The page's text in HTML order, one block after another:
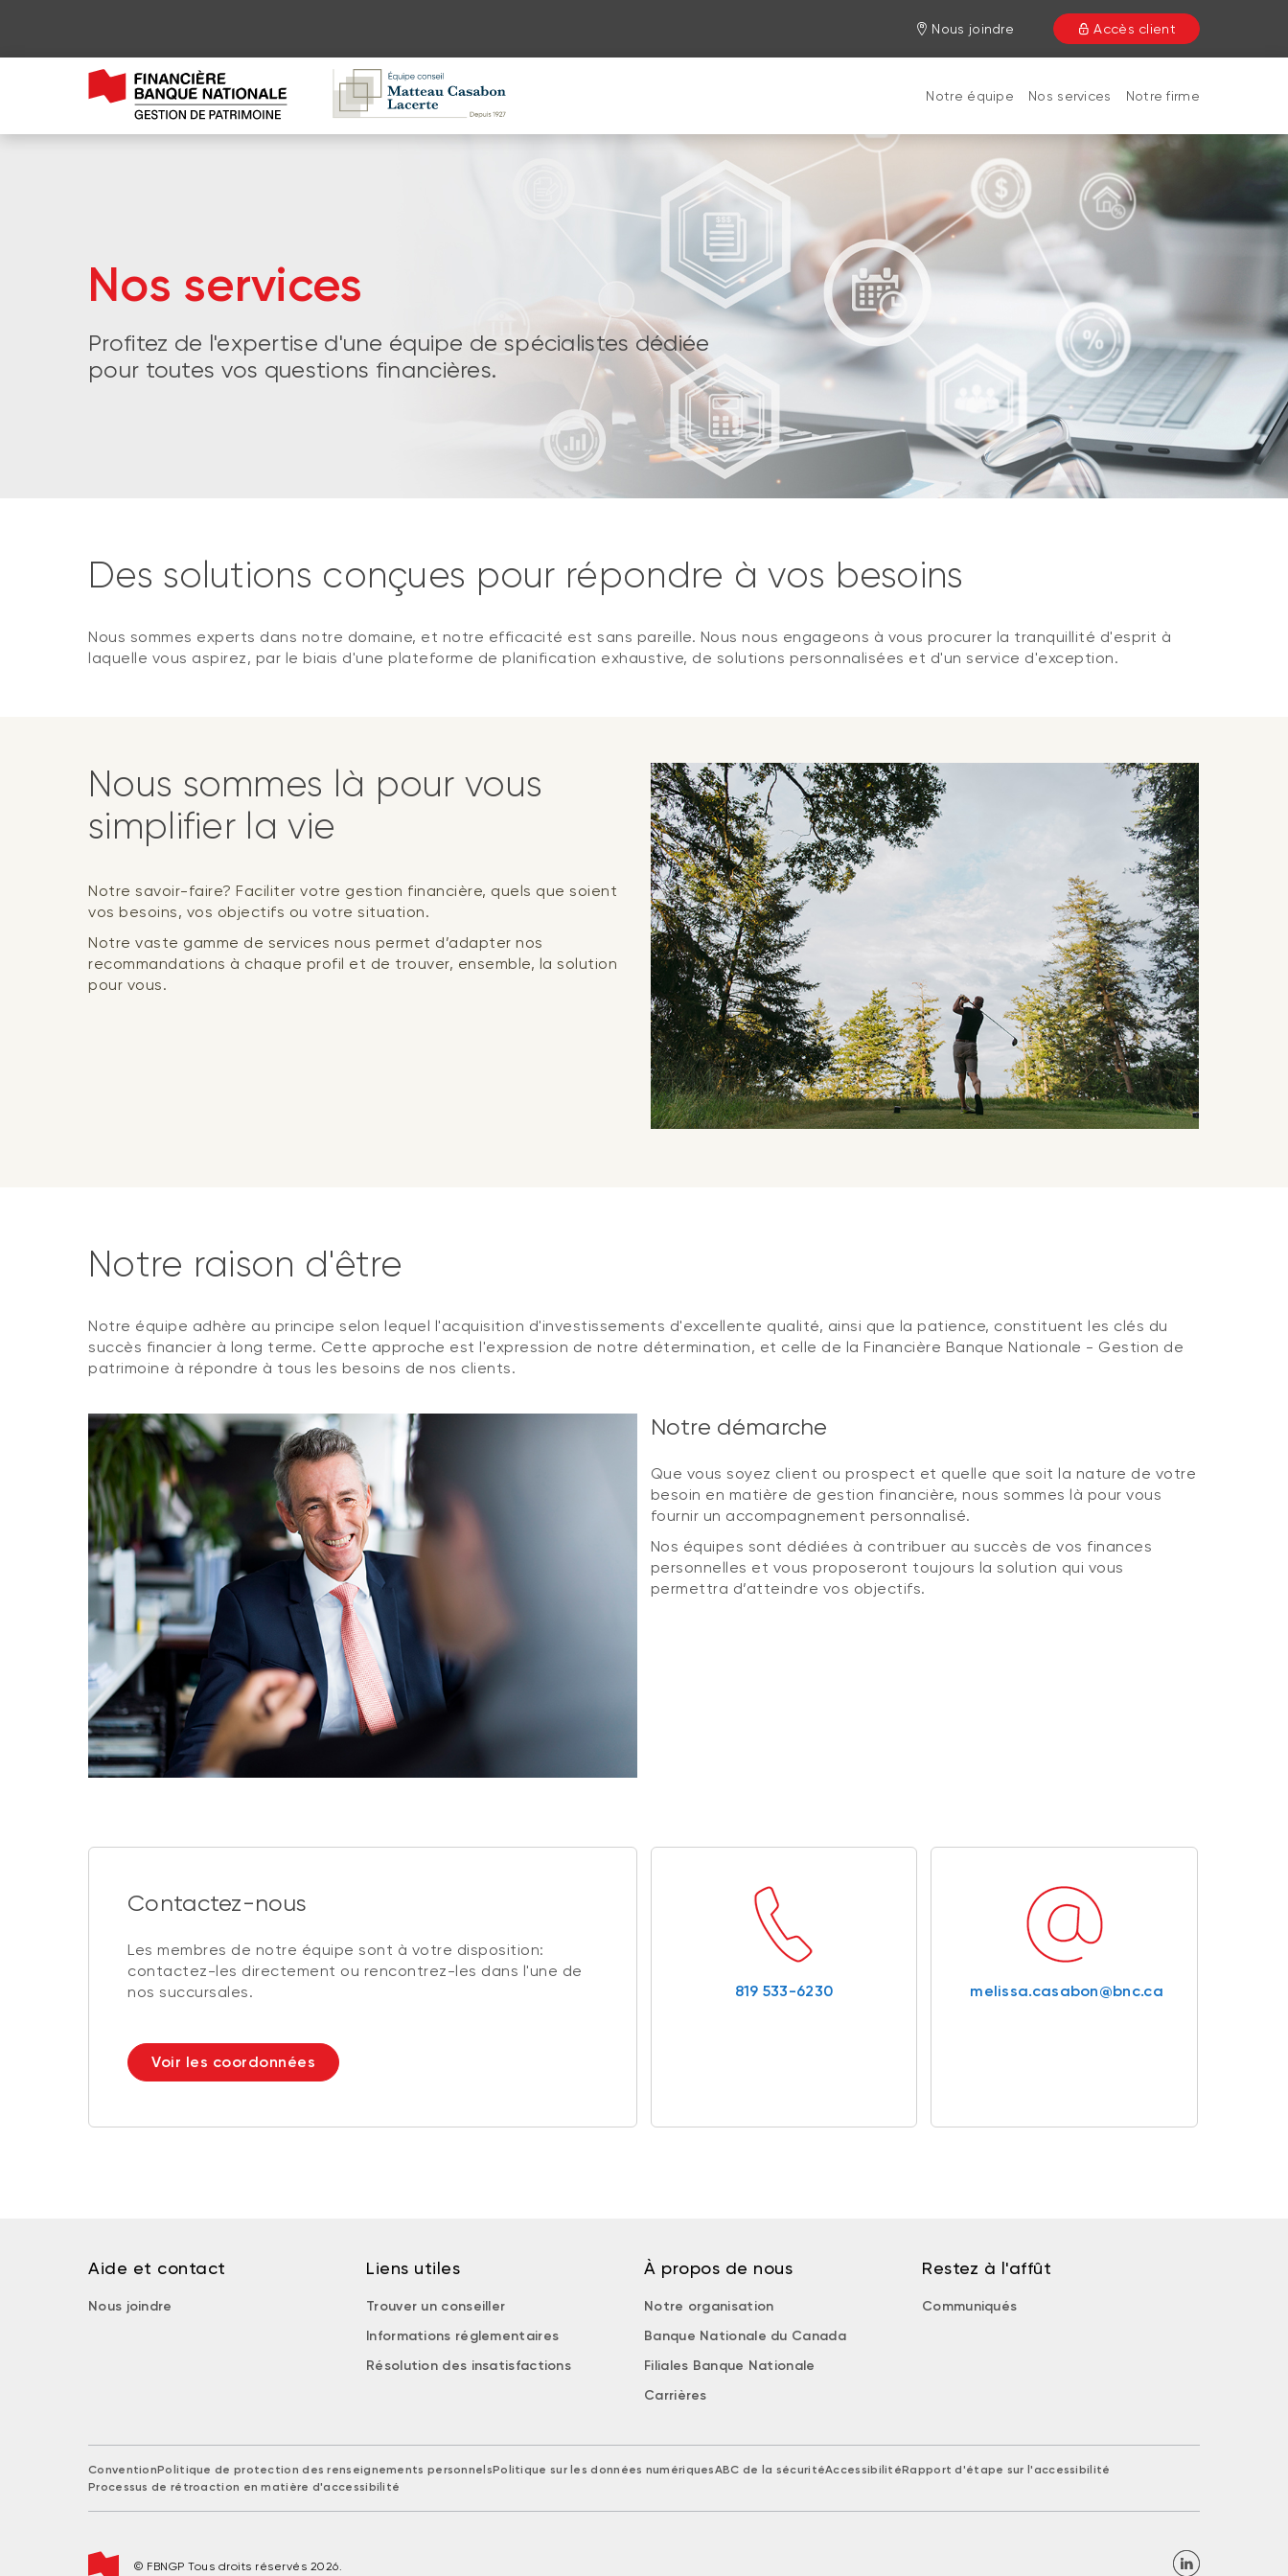
Nous joindre Accès client
Notre équipe Nos services Notre firme
Nos services
Profitez de l'expertise d'une équipe de spécialistes dédiée
pour toutes vos questions financières.
Des solutions conçues pour répondre à vos besoins
Nous sommes experts dans notre domaine, et notre efficacité est sans pareille. Nous nous engageons à vous procurer la tranquillité d'esprit à
laquelle vous aspirez, par le biais d'une plateforme de planification exhaustive, de solutions personnalisées et d'un service d'exception.
Nous sommes là pour vous
simplifier la vie
Notre savoir-faire? Faciliter votre gestion financière, quels que soient
vos besoins, vos objectifs ou votre situation.
Notre vaste gamme de services nous permet d’adapter nos
recommandations à chaque profil et de trouver, ensemble, la solution
pour vous.
Notre raison d'être
Notre équipe adhère au principe selon lequel l'acquisition d'investissements d'excellente qualité, ainsi que la patience, constituent les clés du
succès financier à long terme. Cette approche est l'expression de notre détermination, et celle de la Financière Banque Nationale - Gestion de
patrimoine à répondre à tous les besoins de nos clients.
Notre démarche
Que vous soyez client ou prospect et quelle que soit la nature de votre
besoin en matière de gestion financière, nous sommes là pour vous
fournir un accompagnement personnalisé.
Nos équipes sont dédiées à contribuer au succès de vos finances
personnelles et vous proposeront toujours la solution qui vous
permettra d’atteindre vos objectifs.
Contactez-nous
Les membres de notre équipe sont à votre disposition:
contactez-les directement ou rencontrez-les dans l'une de
nos succursales.
Voir les coordonnées
819 533-6230 melissa.casabon@bnc.ca
Aide et contact
Nous joindre
Liens utiles
Trouver un conseiller
Informations réglementaires
Résolution des insatisfactions
À propos de nous
Notre organisation
Banque Nationale du Canada
Filiales Banque Nationale
Carrières
Restez à l'affût
Communiqués
ConventionPolitique de protection des renseignements personnelsPolitique sur les données numériquesABC de la sécuritéAccessibilitéRapport d'étape sur l'accessibilité
Processus de rétroaction en matière d'accessibilité
© FBNGP Tous droits réservés 2026.